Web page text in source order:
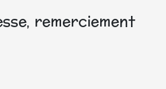
remerciement